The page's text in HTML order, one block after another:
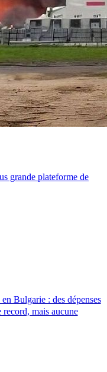
grande plateforme de
Bulgarie : des dépenses
record, mais aucune